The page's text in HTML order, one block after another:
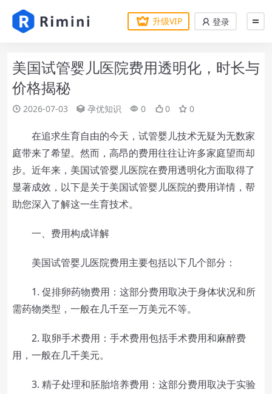
升级VIP 登录
美国试管婴儿医院费用透明化，时长与
价格揭秘
2026-07-03 孕优知识 0 0 0
在追求生育自由的今天，试管婴儿技术无疑为无数家
庭带来了希望。然而，高昂的费用往往让许多家庭望而却
步。近年来，美国试管婴儿医院在费用透明化方面取得了
显著成效，以下是关于美国试管婴儿医院的费用详情，帮
助您深入了解这一生育技术。
一、费用构成详解
美国试管婴儿医院费用主要包括以下几个部分：
1. 促排卵药物费用：这部分费用取决于身体状况和所
需药物类型，一般在几千至一万美元不等。
2. 取卵手术费用：手术费用包括手术费用和麻醉费
用，一般在几千美元。
3. 精子处理和胚胎培养费用：这部分费用取决于实验